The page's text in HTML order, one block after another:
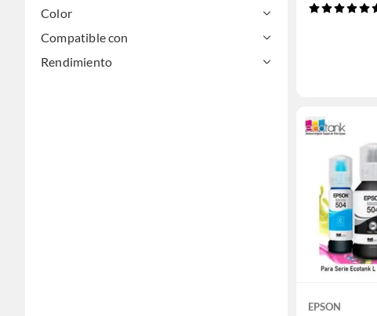
Color
Compatible con
Rendimiento
EPSON